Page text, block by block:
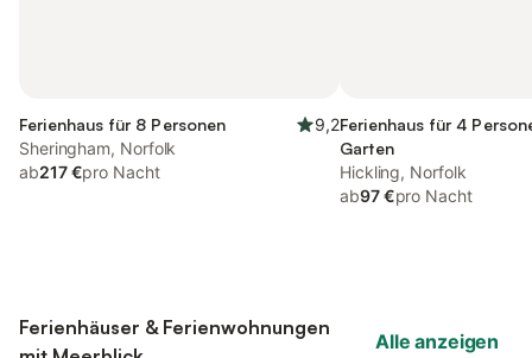
Ferienhaus für 8 Personen
9,2
Sheringham, Norfolk
ab217 €pro Nacht
Ferienhaus für 4
Garten
Hickling, Norfolk
ab97 €pro Nacht
Ferienhäuser & Ferienwohnungen
Alle anzeigen